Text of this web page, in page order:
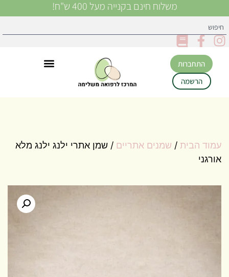
משלוח חינם בקנייה מעל 400 ש"ח!
התחברות
הרשמה
עמוד הבית / שמנים אתריים / שמן אתרי ילנג ילנג מלא
אורגני